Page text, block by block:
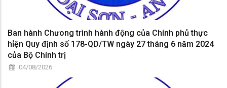
Ban hành Chưong trình hành động của Chính phủ thực
hỉện Quy định số 178-QD/TW ngày 27 tháng 6 năm 2024
của Bộ Chính trị
04/08/2026